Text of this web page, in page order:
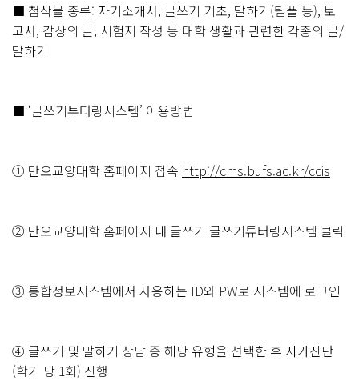
■ 첨삭물 종류: 자기소개서, 글쓰기 기초, 말하기(팀플 등), 보
고서, 감상의 글, 시험지 작성 등 대학 생활과 관련한 각종의 글/
말하기
■ ‘글쓰기튜터링시스템’ 이용방법
① 만오교양대학 홈페이지 접속 http://cms.bufs.ac.kr/ccis
② 만오교양대학 홈페이지 내 글쓰기 글쓰기튜터링시스템 클릭
③ 통합정보시스템에서 사용하는 ID와 PW로 시스템에 로그인
④ 글쓰기 및 말하기 상담 중 해당 유형을 선택한 후 자가진단
(학기 당 1회) 진행